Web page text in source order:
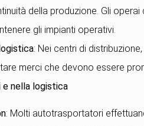
della produzione. Gli
gli impianti operativi.
: Nei centri di
merci che devono essere
e nella logistica
: Molti autotrasportatori